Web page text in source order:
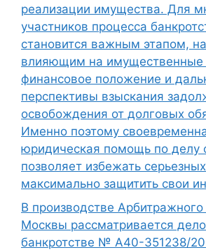
реализации имущества. Для
участников процесса
становится важным этапом,
влияющим на имущественные
финансовое положение и
перспективы взыскания
освобождения от долговых
Именно поэтому
юридическая помощь по делу
позволяет избежать
максимально защитить свои
В производстве Арбитражного
Москвы рассматривается
банкротстве № А40-351238/